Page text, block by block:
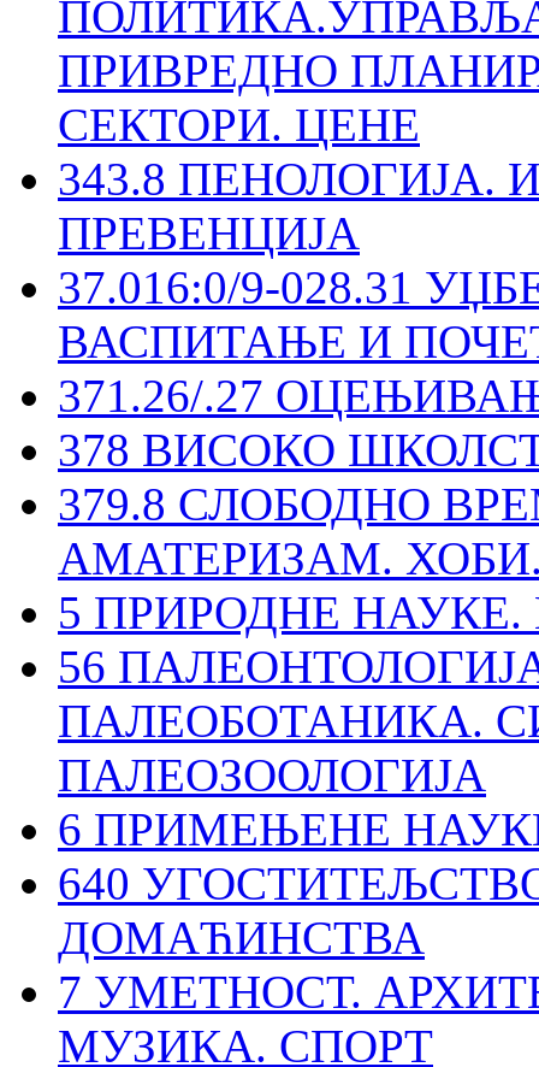
ПРИВРЕДНО
СЕКТОРИ. ЦЕНЕ
343.8
ПРЕВЕНЦИЈА
37.016:0/9-028.31
ВАСПИТАЊЕ И
371.26/.27
378 ВИСОКО
379.8 СЛОБОДНО
АМАТЕРИЗАМ.
5 ПРИРОДНЕ
56
ПАЛЕОБОТАНИКА.
ПАЛЕОЗООЛОГИЈА
6 ПРИМЕЊЕНЕ
640
ДОМАЋИНСТВА
7 УМЕТНОСТ.
МУЗИКА. СПОРТ